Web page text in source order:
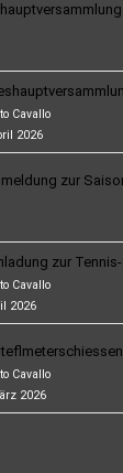
Cavallo
2026
zur
zur
Cavallo
2026
Cavallo
2026